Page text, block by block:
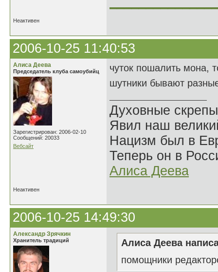
Неактивен
2006-10-25 11:40:53
Алиса Деева
Председатель клуба самоубийц
Зарегистрирован: 2006-02-10
Сообщений: 20033
Вебсайт
чуток пошалить мона,
шутники бывают
Духовные
Явил наш
Нацизм был в
Теперь он в
Алиса Деева
Неактивен
2006-10-25 14:49:30
Александр Зрячкин
Хранитель традиций
Алиса Деева
помощники